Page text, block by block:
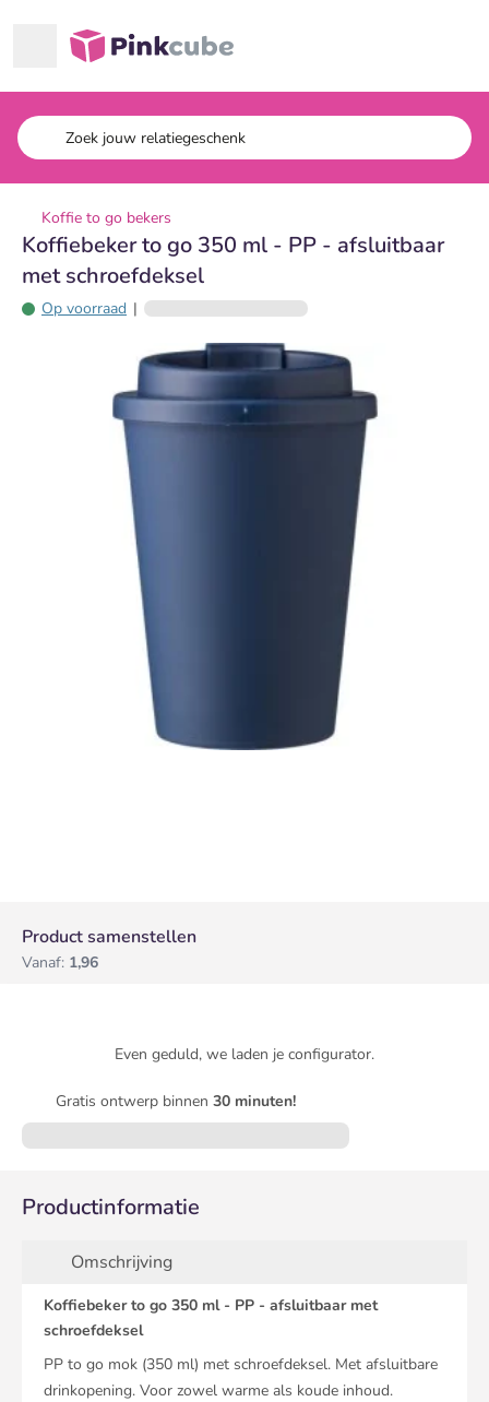
Pinkcube
Koffie to go bekers
Koffiebeker to go 350 ml - PP - afsluitbaar
met schroefdeksel
Op voorraad |
Product samenstellen
Vanaf: 1,96
Even geduld, we laden je configurator.
Gratis ontwerp binnen 30 minuten!
Productinformatie
Omschrijving
Koffiebeker to go 350 ml - PP - afsluitbaar met
schroefdeksel
PP to go mok (350 ml) met schroefdeksel. Met afsluitbare
drinkopening. Voor zowel warme als koude inhoud.